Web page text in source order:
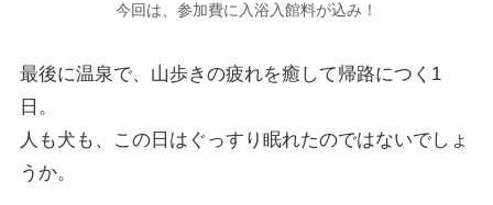
今回は、参加費に入浴入館料が込み！
最後に温泉で、山歩きの疲れを癒して帰路につく1
日。
人も犬も、この日はぐっすり眠れたのではないでしょ
うか。